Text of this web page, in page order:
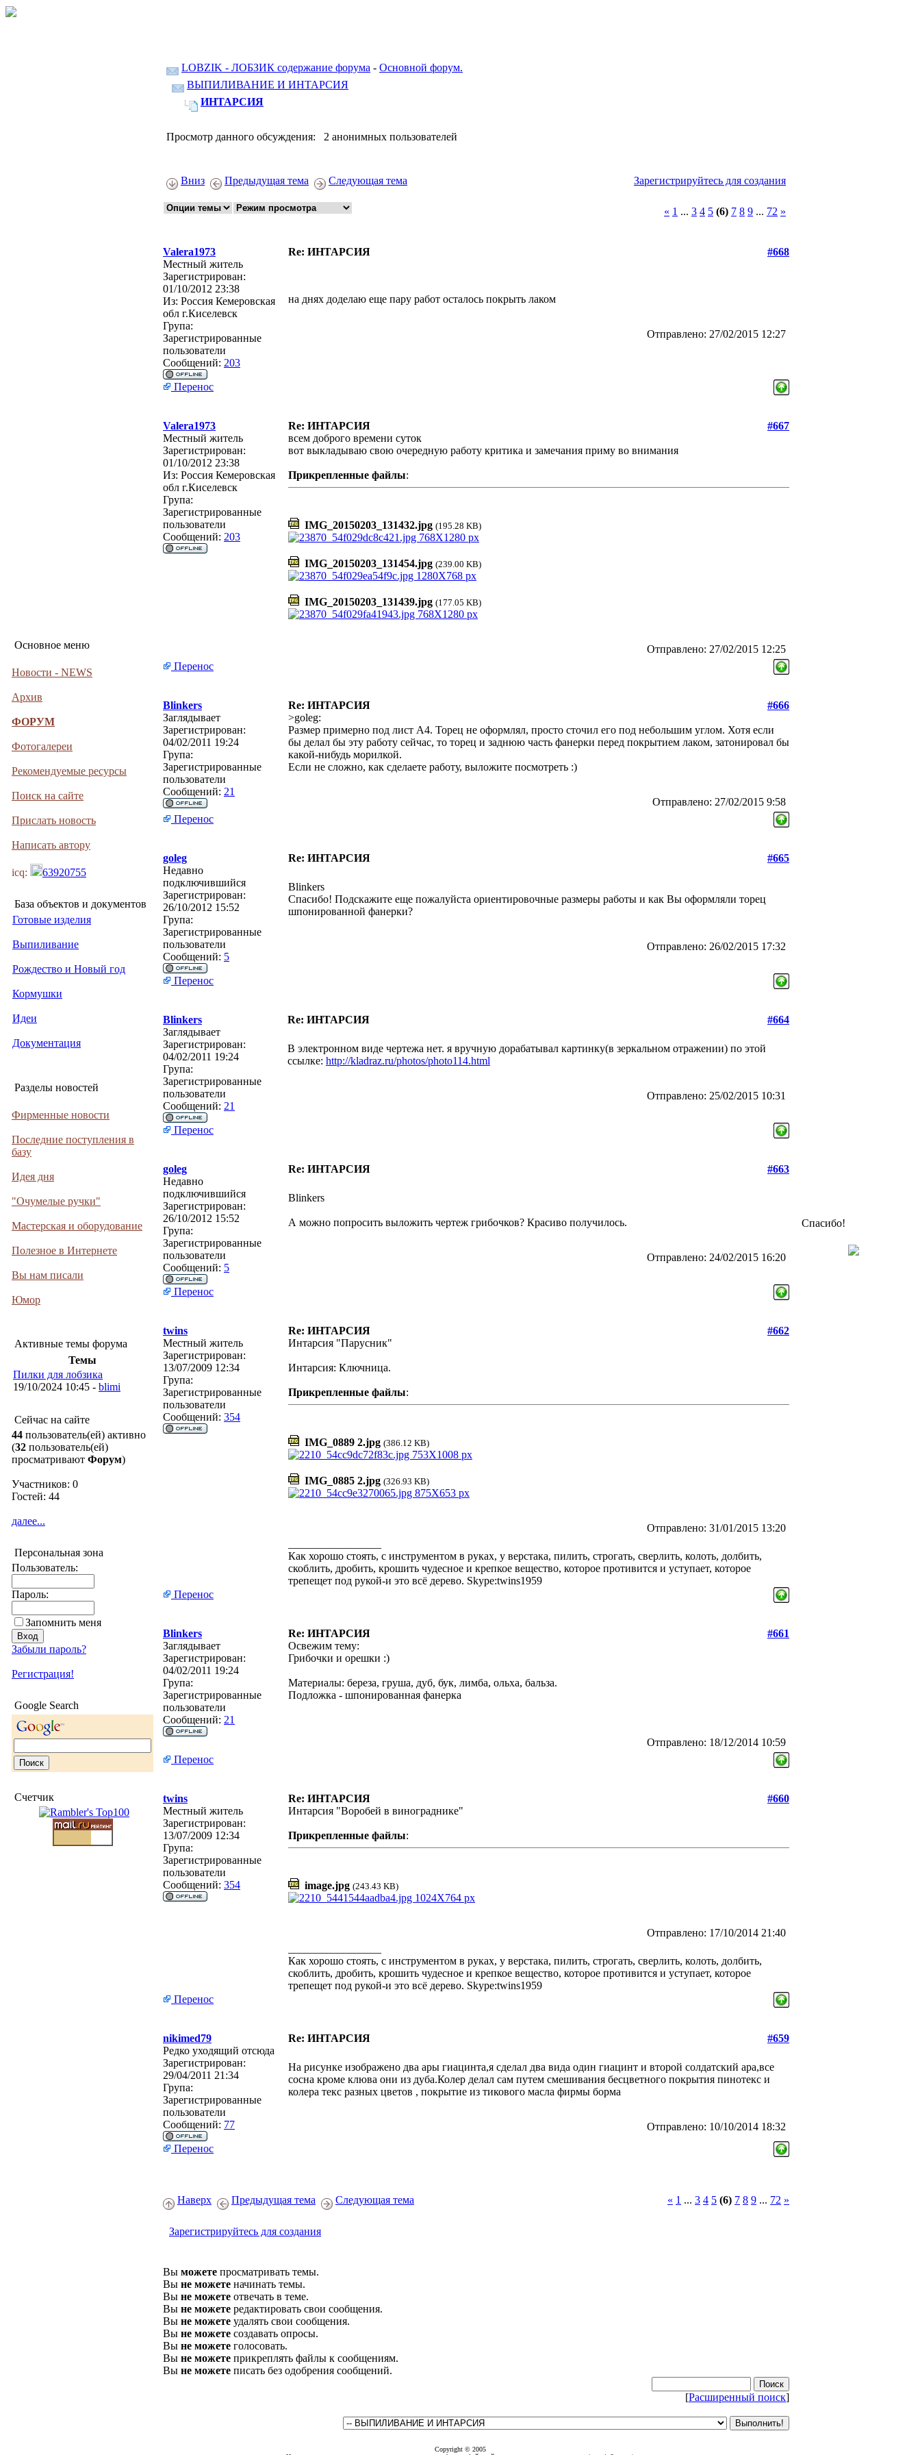
Основное меню
Новости - NEWS
Архив
ФОРУМ
Фотогалереи
Рекомендуемые ресурсы
Поиск на сайте
Прислать новость
Написать автору
icq: 63920755
База объектов и документов
Готовые изделия
Выпиливание
Рождество и Новый год
Кормушки
Идеи
Документация
Разделы новостей
Фирменные новости
Последние поступления в
базу
Идея дня
"Очумелые ручки"
Мастерская и оборудование
Полезное в Интернете
Вы нам писали
Юмор
Активные темы форума
Темы
Пилки для лобзика
19/10/2024 10:45 - blimi
Сейчас на сайте
44 пользователь(ей) активно
(32 пользователь(ей)
просматривают Форум)
Участников: 0
Гостей: 44
далее...
Персональная зона
Пользователь:
Пароль:
Запомнить меня
Забыли пароль?
Регистрация!
Google Search
Счетчик
LOBZIK - ЛОБЗИК содержание форума - Основной форум.
ВЫПИЛИВАНИЕ И ИНТАРСИЯ
ИНТАРСИЯ
Просмотр данного обсуждения: 2 анонимных пользователей
Вниз Предыдущая тема Следующая тема Зарегистрируйтесь для создания
« 1 ... 3 4 5 (6) 7 8 9 ... 72 »
Valera1973 Re: ИНТАРСИЯ
#668
Местный житель
Зарегистрирован:
01/10/2012 23:38
Из: Россия Кемеровская
обл г.Киселевск
Група:
Зарегистрированные
пользователи
Сообщений: 203
на днях доделаю еще пару работ осталось покрыть лаком
Отправлено: 27/02/2015 12:27
Перенос
Valera1973 Re: ИНТАРСИЯ
#667
Местный житель
Зарегистрирован:
01/10/2012 23:38
Из: Россия Кемеровская
обл г.Киселевск
Група:
Зарегистрированные
пользователи
Сообщений: 203
всем доброго времени суток
вот выкладываю свою очередную работу критика и замечания приму во внимания
Прикрепленные файлы:
IMG_20150203_131432.jpg (195.28 KB)
IMG_20150203_131454.jpg (239.00 KB)
IMG_20150203_131439.jpg (177.05 KB)
Отправлено: 27/02/2015 12:25
Перенос
Blinkers Re: ИНТАРСИЯ
#666
Заглядывает
Зарегистрирован:
04/02/2011 19:24
Група:
Зарегистрированные
пользователи
Сообщений: 21
>goleg:
Размер примерно под лист А4. Торец не оформлял, просто сточил его под небольшим углом. Хотя если
бы делал бы эту работу сейчас, то торец и заднюю часть фанерки перед покрытием лаком, затонировал бы
какой-нибудь морилкой.
Если не сложно, как сделаете работу, выложите посмотреть :)
Отправлено: 27/02/2015 9:58
Перенос
goleg Re: ИНТАРСИЯ
#665
Недавно
подключившийся
Зарегистрирован:
26/10/2012 15:52
Група:
Зарегистрированные
пользователи
Сообщений: 5
Blinkers
Спасибо! Подскажите еще пожалуйста ориентировочные размеры работы и как Вы оформляли торец
шпонированной фанерки?
Отправлено: 26/02/2015 17:32
Перенос
Blinkers Re: ИНТАРСИЯ
#664
Заглядывает
Зарегистрирован:
04/02/2011 19:24
Група:
Зарегистрированные
пользователи
Сообщений: 21
В электронном виде чертежа нет. я вручную дорабатывал картинку(в зеркальном отражении) по этой
ссылке: http://kladraz.ru/photos/photo114.html
Отправлено: 25/02/2015 10:31
Перенос
goleg Re: ИНТАРСИЯ
#663
Недавно
подключившийся
Зарегистрирован:
26/10/2012 15:52
Група:
Зарегистрированные
пользователи
Сообщений: 5
Blinkers
А можно попросить выложить чертеж грибочков? Красиво получилось.
Отправлено: 24/02/2015 16:20
Перенос
twins Re: ИНТАРСИЯ
#662
Местный житель
Зарегистрирован:
13/07/2009 12:34
Група:
Зарегистрированные
пользователи
Сообщений: 354
Интарсия "Парусник"
Интарсия: Ключница.
Прикрепленные файлы:
IMG_0889 2.jpg (386.12 KB)
IMG_0885 2.jpg (326.93 KB)
Отправлено: 31/01/2015 13:20
Как хорошо стоять, с инструментом в руках, у верстака, пилить, строгать, сверлить, колоть, долбить,
скоблить, дробить, крошить чудесное и крепкое вещество, которое противится и уступает, которое
трепещет под рукой-и это всё дерево. Skype:twins1959
Перенос
Blinkers Re: ИНТАРСИЯ
#661
Заглядывает
Зарегистрирован:
04/02/2011 19:24
Група:
Зарегистрированные
пользователи
Сообщений: 21
Освежим тему:
Грибочки и орешки :)
Материалы: береза, груша, дуб, бук, лимба, ольха, бальза.
Подложка - шпонированная фанерка
Отправлено: 18/12/2014 10:59
Перенос
twins Re: ИНТАРСИЯ
#660
Местный житель
Зарегистрирован:
13/07/2009 12:34
Група:
Зарегистрированные
пользователи
Сообщений: 354
Интарсия "Воробей в винограднике"
Прикрепленные файлы:
image.jpg (243.43 KB)
Отправлено: 17/10/2014 21:40
Как хорошо стоять, с инструментом в руках, у верстака, пилить, строгать, сверлить, колоть, долбить,
скоблить, дробить, крошить чудесное и крепкое вещество, которое противится и уступает, которое
трепещет под рукой-и это всё дерево. Skype:twins1959
Перенос
nikimed79 Re: ИНТАРСИЯ
#659
Редко уходящий отсюда
Зарегистрирован:
29/04/2011 21:34
Група:
Зарегистрированные
пользователи
Сообщений: 77
На рисунке изображено два ары гиацинта,я сделал два вида один гиацинт и второй солдатский ара,все
сосна кроме клюва они из дуба.Колер делал сам путем смешивания бесцветного покрытия пинотекс и
колера текс разных цветов , покрытие из тикового масла фирмы борма
Отправлено: 10/10/2014 18:32
Перенос
Наверх Предыдущая тема Следующая тема « 1 ... 3 4 5 (6) 7 8 9 ... 72 »
Зарегистрируйтесь для создания
Вы можете просматривать темы.
Вы не можете начинать темы.
Вы не можете отвечать в теме.
Вы не можете редактировать свои сообщения.
Вы не можете удалять свои сообщения.
Вы не можете создавать опросы.
Вы не можете голосовать.
Вы не можете прикреплять файлы к сообщениям.
Вы не можете писать без одобрения сообщений.
[Расширенный поиск]
Спасибо!
Copyright © 2005